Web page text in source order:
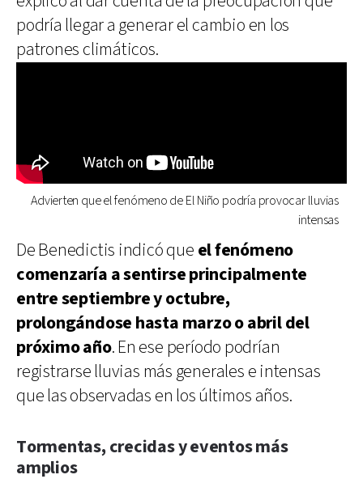
podría llegar a generar el cambio en los
patrones climáticos.
Advierten que el fenómeno de El Niño podría provocar lluvias
intensas
De Benedictis indicó que el fenómeno
comenzaría a sentirse principalmente
entre septiembre y octubre,
prolongándose hasta marzo o abril del
próximo año. En ese período podrían
registrarse lluvias más generales e intensas
que las observadas en los últimos años.
Tormentas, crecidas y eventos más
amplios